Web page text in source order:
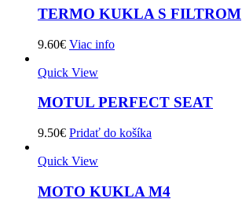
TERMO KUKLA S FILTROM
9.60€ Viac info
Quick View
MOTUL PERFECT SEAT
9.50€ Pridať do košíka
Quick View
MOTO KUKLA M4